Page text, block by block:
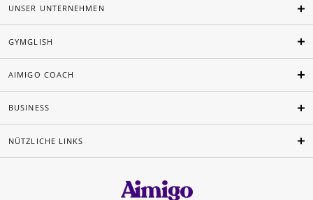
UNSER UNTERNEHMEN
GYMGLISH
AIMIGO COACH
BUSINESS
NÜTZLICHE LINKS